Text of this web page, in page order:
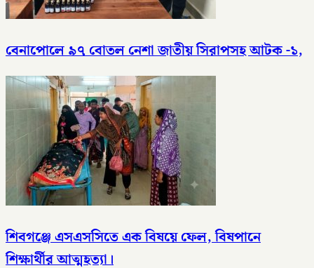
বেনাপোলে ৯৭ বোতল নেশা জাতীয় সিরাপসহ আটক -১,
শিবগঞ্জে এসএসসিতে এক বিষয়ে ফেল, বিষপানে
শিক্ষার্থীর আত্মহত্যা।